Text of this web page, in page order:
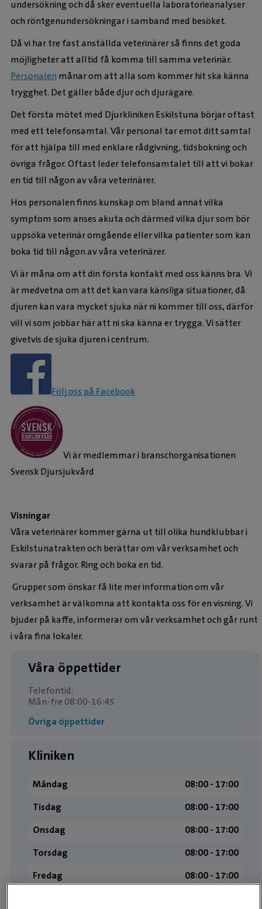
undersökning och då sker eventuella laboratorieanalyser
och röntgenundersökningar i samband med besöket.
Då vi har tre fast anställda veterinärer så finns det goda
möjligheter att alltid få komma till samma veterinär.
Personalen månar om att alla som kommer hit ska känna
trygghet. Det gäller både djur och djurägare.
Det första mötet med Djurkliniken Eskilstuna börjar oftast
med ett telefonsamtal. Vår personal tar emot ditt samtal
för att hjälpa till med enklare rådgivning, tidsbokning och
övriga frågor. Oftast leder telefonsamtalet till att vi bokar
en tid till någon av våra veterinärer.
Hos personalen finns kunskap om bland annat vilka
symptom som anses akuta och därmed vilka djur som bör
uppsöka veterinär omgående eller vilka patienter som kan
boka tid till någon av våra veterinärer.
Vi är måna om att din första kontakt med oss känns bra. Vi
är medvetna om att det kan vara känsliga situationer, då
djuren kan vara mycket sjuka när ni kommer till oss, därför
vill vi som jobbar här att ni ska känna er trygga. Vi sätter
givetvis de sjuka djuren i centrum.
Följ oss på Facebook
Vi är medlemmar i branschorganisationen
Svensk Djursjukvård
Visningar
Våra veterinärer kommer gärna ut till olika hundklubbar i
Eskilstunatrakten och berättar om vår verksamhet och
svarar på frågor. Ring och boka en tid.
Grupper som önskar få lite mer information om vår
verksamhet är välkomna att kontakta oss för en visning. Vi
bjuder på kaffe, informerar om vår verksamhet och går runt
i våra fina lokaler.
Våra öppettider
Telefontid:
Mån-fre 08:00-16:45
Övriga öppettider
Kliniken
Måndag
08:00 ­- 17:00
Tisdag
08:00 ­- 17:00
Onsdag
08:00 ­- 17:00
Torsdag
08:00 ­- 17:00
Fredag
08:00 ­- 17:00